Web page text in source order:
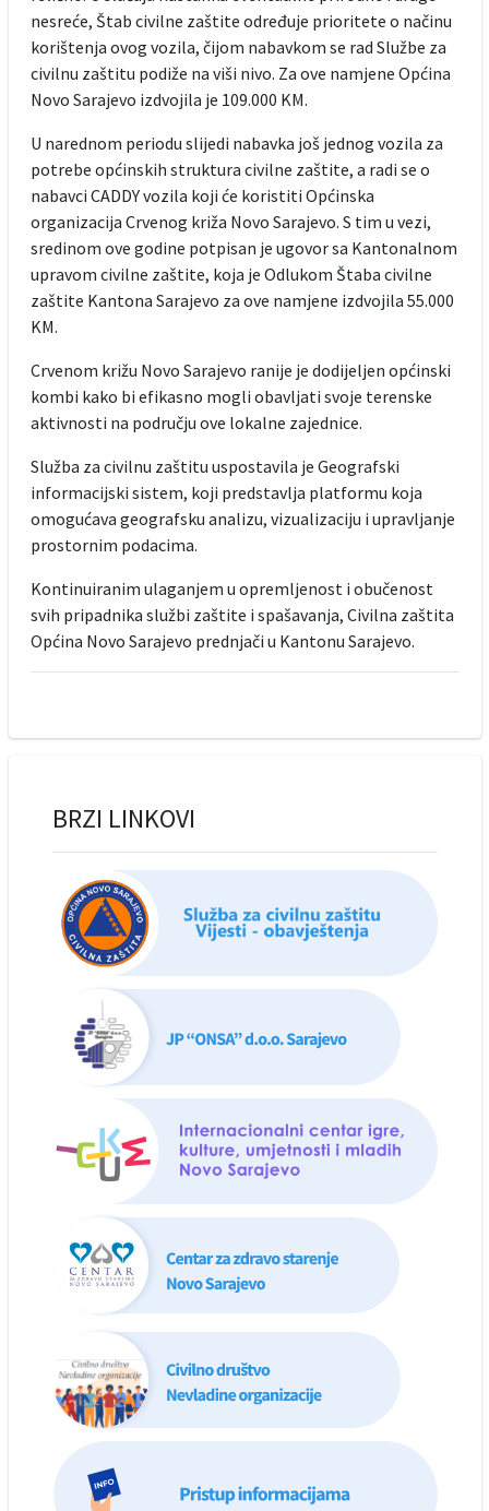
nesreće, Štab civilne zaštite određuje prioritete o načinu
korištenja ovog vozila, čijom nabavkom se rad Službe za
civilnu zaštitu podiže na viši nivo. Za ove namjene Općina
Novo Sarajevo izdvojila je 109.000 KM.
U narednom periodu slijedi nabavka još jednog vozila za
potrebe općinskih struktura civilne zaštite, a radi se o
nabavci CADDY vozila koji će koristiti Općinska
organizacija Crvenog križa Novo Sarajevo. S tim u vezi,
sredinom ove godine potpisan je ugovor sa Kantonalnom
upravom civilne zaštite, koja je Odlukom Štaba civilne
zaštite Kantona Sarajevo za ove namjene izdvojila 55.000
KM.
Crvenom križu Novo Sarajevo ranije je dodijeljen općinski
kombi kako bi efikasno mogli obavljati svoje terenske
aktivnosti na području ove lokalne zajednice.
Služba za civilnu zaštitu uspostavila je Geografski
informacijski sistem, koji predstavlja platformu koja
omogućava geografsku analizu, vizualizaciju i upravljanje
prostornim podacima.
Kontinuiranim ulaganjem u opremljenost i obučenost
svih pripadnika službi zaštite i spašavanja, Civilna zaštita
Općina Novo Sarajevo prednjači u Kantonu Sarajevo.
BRZI LINKOVI